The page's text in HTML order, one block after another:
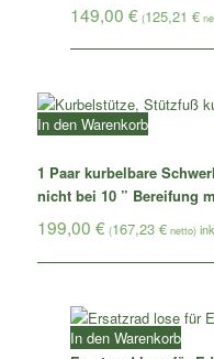
149,00 € (125,21 €
1 Paar kurbelbare
nicht bei 10 ” Bereifung
199,00€ (167,23€ netto)
In den Warenkorb
In den Warenkorb